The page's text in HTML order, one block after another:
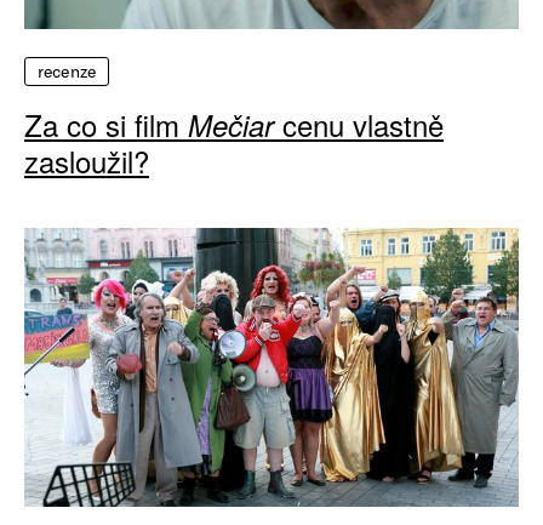
recenze
Za co si film Mečiarcenu vlastně
zasloužil?